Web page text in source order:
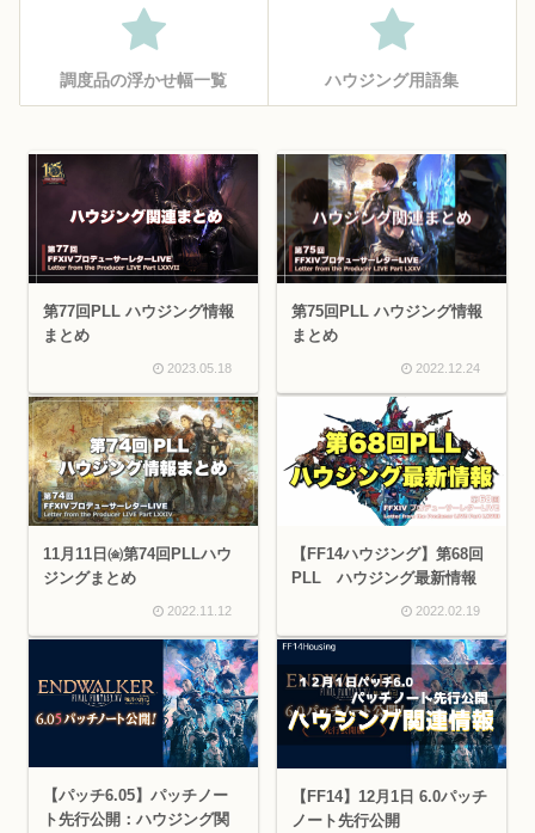
調度品の浮かせ幅一覧 ハウジング用語集
第77回PLL ハウジング情報
まとめ
2023.05.18
第75回PLL ハウジング情報
まとめ
2022.12.24
11月11日㈮第74回PLLハウ
ジングまとめ
2022.11.12
【FF14ハウジング】第68回
PLL ハウジング最新情報
2022.02.19
【パッチ6.05】パッチノー
ト先行公開：ハウジング関
【FF14】12月1日 6.0パッチ
ノート先行公開